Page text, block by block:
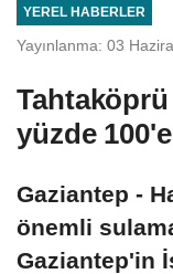
YEREL HABERLER
Yayınlanma: 03
yüzde
Gaziantep -
önemli
Gaziantep'in